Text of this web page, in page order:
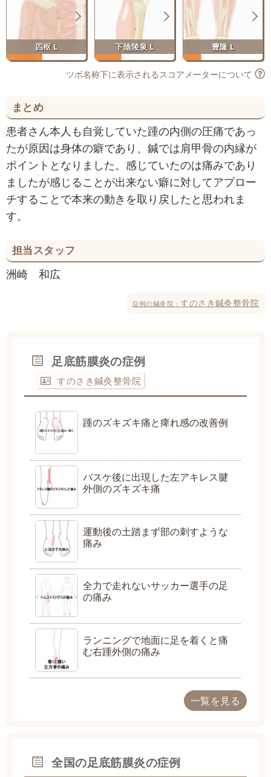
四枢 L 下陰陵泉 L 豊隆 L
ツボ名称下に表示されるスコアメーターについて
まとめ
患者さん本人も自覚していた踵の内側の圧痛であっ
たが原因は身体の癖であり、鍼では肩甲骨の内縁が
ポイントとなりました。感じていたのは痛みであり
ましたが感じることが出来ない癖に対してアプロー
チすることで本来の動きを取り戻したと思われま
す。
担当スタッフ
洲崎 和広
症例の鍼灸院：すのさき鍼灸整骨院
足底筋膜炎の症例
すのさき鍼灸整骨院
踵のズキズキ痛と痺れ感の改善例
バスケ後に出現した左アキレス腱
外側のズキズキ痛
運動後の土踏まず部の刺すような
痛み
全力で走れないサッカー選手の足
の痛み
ランニングで地面に足を着くと痛
む右踵外側の痛み
一覧を見る
全国の足底筋膜炎の症例